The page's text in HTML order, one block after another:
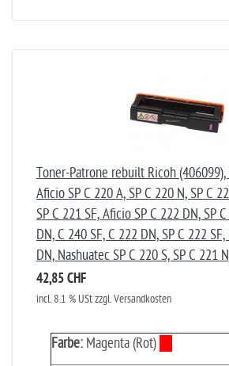
Toner-Patrone rebuilt Ricoh
Aficio SP C 220 A, SP C 220 N, SP C
SP C 221 SF, Aficio SP C 222 DN, SP
DN, C 240 SF, C 222 DN, SP C 222
DN, Nashuatec SP C 220 S, SP C 221
42,85 CHF
incl. 8.1 % USt zzgl. Versandkosten
Farbe: Magenta (Rot)